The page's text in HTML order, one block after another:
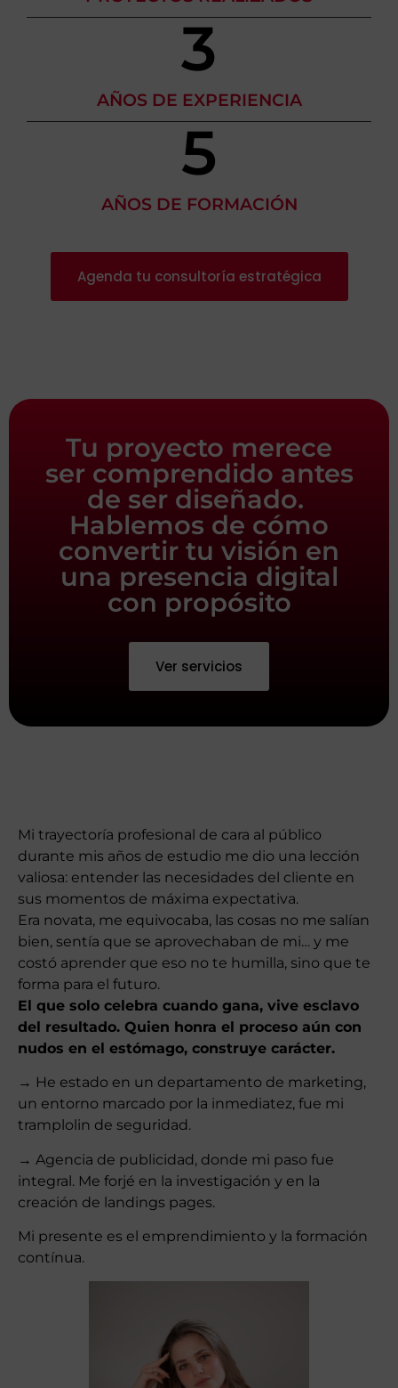
AÑOS DE EXPERIENCIA
3
AÑOS DE FORMACIÓN
5
Agenda tu consultoría estratégica
Tu proyecto merece
ser comprendido antes
de ser diseñado.
Hablemos de cómo
convertir tu visión en
una presencia digital
con propósito
Ver servicios
Mi trayectoría profesional de cara al público
durante mis años de estudio me dio una lección
valiosa: entender las necesidades del cliente en
sus momentos de máxima expectativa.
Era novata, me equivocaba, las cosas no me salían
bien, sentía que se aprovechaban de mi… y me
costó aprender que eso no te humilla, sino que te
forma para el futuro.
El que solo celebra cuando gana, vive esclavo
del resultado. Quien honra el proceso aún con
nudos en el estómago, construye carácter.
→ He estado en un departamento de marketing,
un entorno marcado por la inmediatez, fue mi
tramplolin de seguridad.
→ Agencia de publicidad, donde mi paso fue
integral. Me forjé en la investigación y en la
creación de landings pages.
Mi presente es el emprendimiento y la formación
contínua.